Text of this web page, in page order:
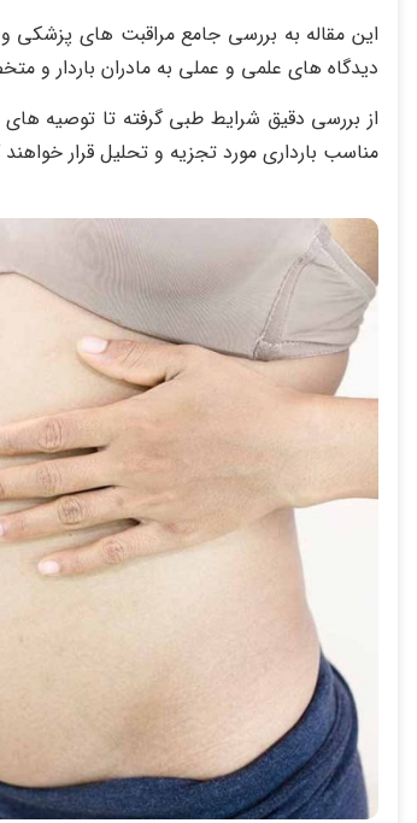
این مقاله به بررسی جامع مراقبت‌ های پزشکی و
دیدگاه‌ های علمی و عملی به مادران باردار و
از بررسی دقیق شرایط طبی گرفته تا توصیه‌
مناسب بارداری مورد تجزیه و تحلیل قرار